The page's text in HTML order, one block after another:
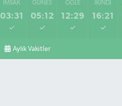
İMSAK
03:31
GÜNEŞ
05:12
ÖĞLE
12:29
İKINDI
16:21
Aylık Vakitler